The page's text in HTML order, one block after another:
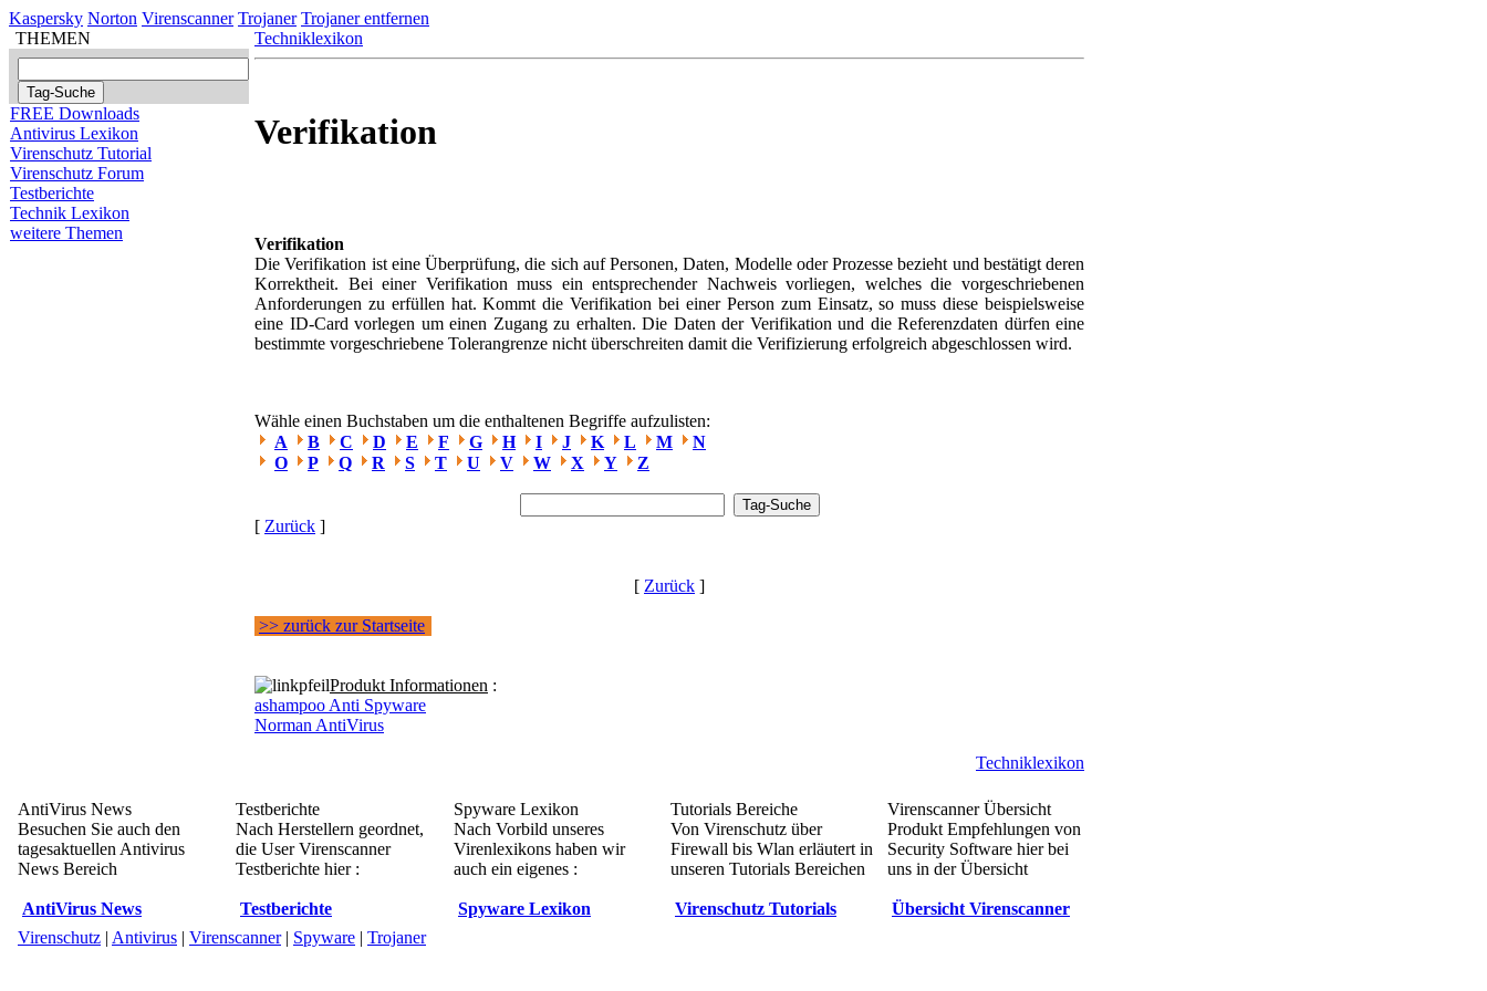
Kaspersky Norton Virenscanner Trojaner Trojaner entfernen
THEMEN
FREE Downloads
Antivirus Lexikon
Virenschutz Tutorial
Virenschutz Forum
Testberichte
Technik Lexikon
weitere Themen
Techniklexikon
Verifikation
Verifikation
Die Verifikation ist eine Überprüfung, die sich auf Personen, Daten, Modelle oder Prozesse bezieht und bestätigt deren
Korrektheit. Bei einer Verifikation muss ein entsprechender Nachweis vorliegen, welches die vorgeschriebenen
Anforderungen zu erfüllen hat. Kommt die Verifikation bei einer Person zum Einsatz, so muss diese beispielsweise
eine ID-Card vorlegen um einen Zugang zu erhalten. Die Daten der Verifikation und die Referenzdaten dürfen eine
bestimmte vorgeschriebene Tolerangrenze nicht überschreiten damit die Verifizierung erfolgreich abgeschlossen wird.
Wähle einen Buchstaben um die enthaltenen Begriffe aufzulisten:
A
B C D E F G H I J K L M
N
O
P Q R S T U V W X Y Z
[ Zurück ]
[ Zurück ]
>> zurück zur Startseite
Produkt Informationen :
ashampoo Anti Spyware
Norman AntiVirus
Techniklexikon
AntiVirus News
Besuchen Sie auch den
tagesaktuellen Antivirus
News Bereich
AntiVirus News
Testberichte
Nach Herstellern geordnet,
die User Virenscanner
Testberichte hier :
Testberichte
Spyware Lexikon
Nach Vorbild unseres
Virenlexikons haben wir
auch ein eigenes :
Spyware Lexikon
Tutorials Bereiche
Von Virenschutz über
Firewall bis Wlan erläutert in
unseren Tutorials Bereichen
Virenschutz Tutorials
Virenscanner Übersicht
Produkt Empfehlungen von
Security Software hier bei
uns in der Übersicht
Übersicht Virenscanner
Virenschutz | Antivirus | Virenscanner| Spyware | Trojaner